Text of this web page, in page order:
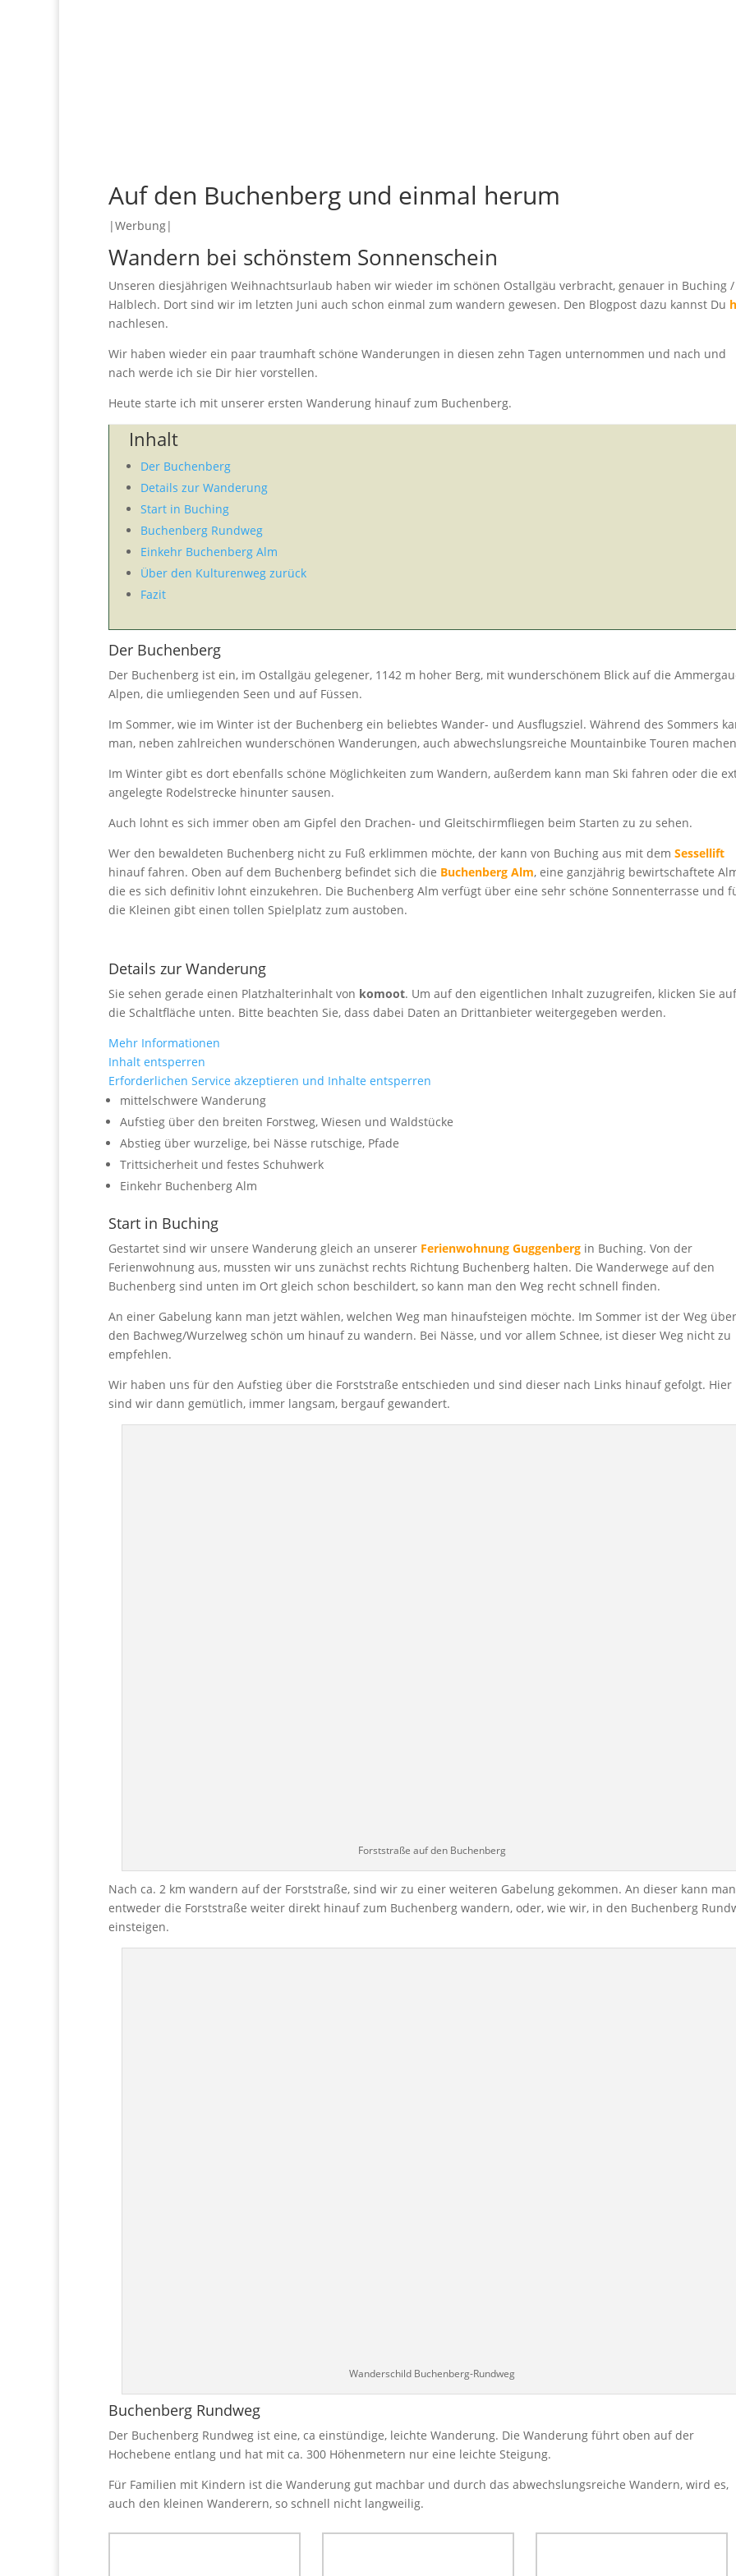
Auf den Buchenberg und einmal herum
|Werbung|
Wandern bei schönstem Sonnenschein
Unseren diesjährigen Weihnachtsurlaub haben wir wieder im schönen Ostallgäu verbracht, genauer in Buching /
Halblech. Dort sind wir im letzten Juni auch schon einmal zum wandern gewesen. Den Blogpost dazu kannst Du
nachlesen.
Wir haben wieder ein paar traumhaft schöne Wanderungen in diesen zehn Tagen unternommen und nach und
nach werde ich sie Dir hier vorstellen.
Heute starte ich mit unserer ersten Wanderung hinauf zum Buchenberg.
Inhalt
Der Buchenberg
Details zur Wanderung
Start in Buching
Buchenberg Rundweg
Einkehr Buchenberg Alm
Über den Kulturenweg zurück
Fazit
Der Buchenberg
Der Buchenberg ist ein, im Ostallgäu gelegener, 1142 m hoher Berg, mit wunderschönem Blick auf die
Alpen, die umliegenden Seen und auf Füssen.
Im Sommer, wie im Winter ist der Buchenberg ein beliebtes Wander- und Ausflugsziel. Während des Sommers
man, neben zahlreichen wunderschönen Wanderungen, auch abwechslungsreiche Mountainbike Touren
Im Winter gibt es dort ebenfalls schöne Möglichkeiten zum Wandern, außerdem kann man Ski fahren oder die
angelegte Rodelstrecke hinunter sausen.
Auch lohnt es sich immer oben am Gipfel den Drachen- und Gleitschirmfliegen beim Starten zu zu sehen.
Wer den bewaldeten Buchenberg nicht zu Fuß erklimmen möchte, der kann von Buching aus mit dem Sessellift
hinauf fahren. Oben auf dem Buchenberg befindet sich die Buchenberg Alm, eine ganzjährig bewirtschaftete
die es sich definitiv lohnt einzukehren. Die Buchenberg Alm verfügt über eine sehr schöne Sonnenterrasse und
die Kleinen gibt einen tollen Spielplatz zum austoben.
Details zur Wanderung
Sie sehen gerade einen Platzhalterinhalt von komoot. Um auf den eigentlichen Inhalt zuzugreifen, klicken Sie auf
die Schaltfläche unten. Bitte beachten Sie, dass dabei Daten an Drittanbieter weitergegeben werden.
Mehr Informationen
Inhalt entsperren
Erforderlichen Service akzeptieren und Inhalte entsperren
mittelschwere Wanderung
Aufstieg über den breiten Forstweg, Wiesen und Waldstücke
Abstieg über wurzelige, bei Nässe rutschige, Pfade
Trittsicherheit und festes Schuhwerk
Einkehr Buchenberg Alm
Start in Buching
Gestartet sind wir unsere Wanderung gleich an unserer Ferienwohnung Guggenberg in Buching. Von der
Ferienwohnung aus, mussten wir uns zunächst rechts Richtung Buchenberg halten. Die Wanderwege auf den
Buchenberg sind unten im Ort gleich schon beschildert, so kann man den Weg recht schnell finden.
An einer Gabelung kann man jetzt wählen, welchen Weg man hinaufsteigen möchte. Im Sommer ist der Weg über
den Bachweg/Wurzelweg schön um hinauf zu wandern. Bei Nässe, und vor allem Schnee, ist dieser Weg nicht zu
empfehlen.
Wir haben uns für den Aufstieg über die Forststraße entschieden und sind dieser nach Links hinauf gefolgt. Hier
sind wir dann gemütlich, immer langsam, bergauf gewandert.
Forststraße auf den Buchenberg
Nach ca. 2 km wandern auf der Forststraße, sind wir zu einer weiteren Gabelung gekommen. An dieser kann man
entweder die Forststraße weiter direkt hinauf zum Buchenberg wandern, oder, wie wir, in den Buchenberg
einsteigen.
Wanderschild Buchenberg-Rundweg
Buchenberg Rundweg
Der Buchenberg Rundweg ist eine, ca einstündige, leichte Wanderung. Die Wanderung führt oben auf der
Hochebene entlang und hat mit ca. 300 Höhenmetern nur eine leichte Steigung.
Für Familien mit Kindern ist die Wanderung gut machbar und durch das abwechslungsreiche Wandern, wird es,
auch den kleinen Wanderern, so schnell nicht langweilig.